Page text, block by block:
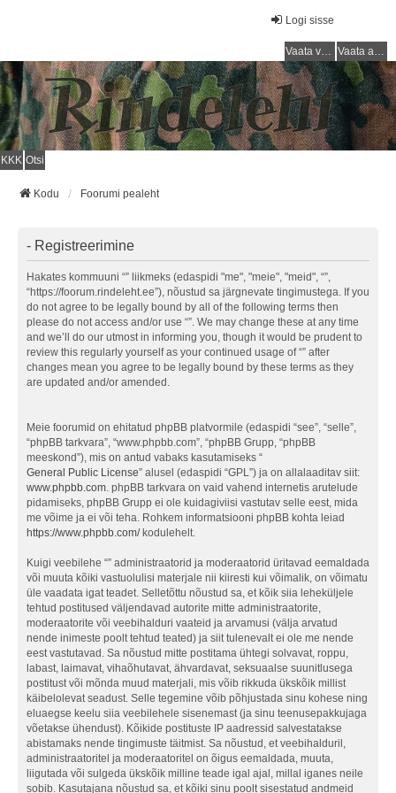
Logi sisse
Vaata vastamata teemasi Vaata aktiivseid teemasid
KKK Otsi
Kodu Foorumi pealeht
- Registreerimine
Hakates kommuuni “” liikmeks (edaspidi "me", "meie", "meid", “”,
“https://foorum.rindeleht.ee”), nõustud sa järgnevate tingimustega. If you
do not agree to be legally bound by all of the following terms then
please do not access and/or use “”. We may change these at any time
and we’ll do our utmost in informing you, though it would be prudent to
review this regularly yourself as your continued usage of “” after
changes mean you agree to be legally bound by these terms as they
are updated and/or amended.
Meie foorumid on ehitatud phpBB platvormile (edaspidi “see”, “selle”,
“phpBB tarkvara”, “www.phpbb.com”, “phpBB Grupp, “phpBB
meeskond”), mis on antud vabaks kasutamiseks “
General Public License” alusel (edaspidi “GPL”) ja on allalaaditav siit:
www.phpbb.com. phpBB tarkvara on vaid vahend internetis arutelude
pidamiseks, phpBB Grupp ei ole kuidagiviisi vastutav selle eest, mida
me võime ja ei või teha. Rohkem informatsiooni phpBB kohta leiad
https://www.phpbb.com/kodulehelt.
Kuigi veebilehe “” administraatorid ja moderaatorid üritavad eemaldada
või muuta kõiki vastuolulisi materjale nii kiiresti kui võimalik, on võimatu
üle vaadata igat teadet. Selletõttu nõustud sa, et kõik siia leheküljele
tehtud postitused väljendavad autorite mitte administraatorite,
moderaatorite või veebihalduri vaateid ja arvamusi (välja arvatud
nende inimeste poolt tehtud teated) ja siit tulenevalt ei ole me nende
eest vastutavad. Sa nõustud mitte postitama ühtegi solvavat, roppu,
labast, laimavat, vihaõhutavat, ähvardavat, seksuaalse suunitlusega
postitust või mõnda muud materjali, mis võib rikkuda ükskõik millist
käibelolevat seadust. Selle tegemine võib põhjustada sinu kohese ning
eluaegse keelu siia veebilehele sisenemast (ja sinu teenusepakkujaga
võetakse ühendust). Kõikide postituste IP aadressid salvestatakse
abistamaks nende tingimuste täitmist. Sa nõustud, et veebihalduril,
administraatoritel ja moderaatoritel on õigus eemaldada, muuta,
liigutada või sulgeda ükskõik milline teade igal ajal, millal iganes neile
sobib. Kasutajana nõustud sa, et kõiki sinu poolt sisestatud andmeid